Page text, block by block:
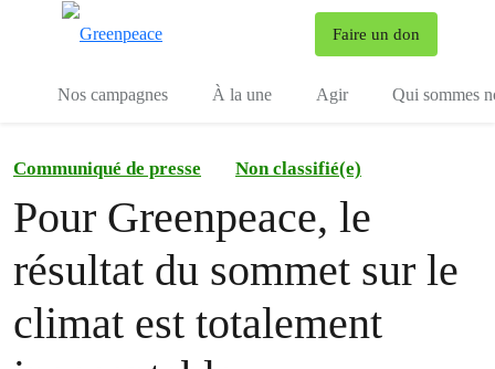
Faire un don
Nos campagnes À la une Agir Qui sommes
Communiqué de presse Non classifié(e)
Pour Greenpeace, le
résultat du sommet sur le
climat est totalement